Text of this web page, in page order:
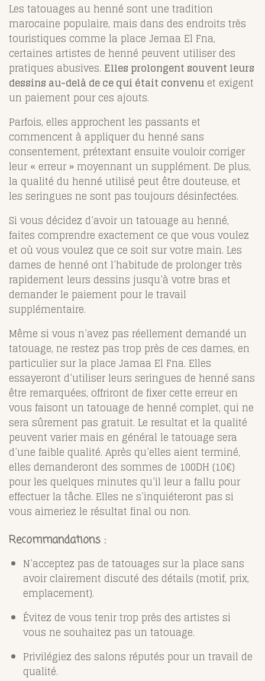
Les tatouages au henné sont une tradition
marocaine populaire, mais dans des endroits très
touristiques comme la place Jemaa El Fna,
certaines artistes de henné peuvent utiliser des
pratiques abusives. Elles prolongent souvent leurs
dessins au-delà de ce qui était convenu et exigent
un paiement pour ces ajouts.
Parfois, elles approchent les passants et
commencent à appliquer du henné sans
consentement, prétextant ensuite vouloir corriger
leur « erreur » moyennant un supplément. De plus,
la qualité du henné utilisé peut être douteuse, et
les seringues ne sont pas toujours désinfectées.
Si vous décidez d’avoir un tatouage au henné,
faites comprendre exactement ce que vous voulez
et où vous voulez que ce soit sur votre main. Les
dames de henné ont l’habitude de prolonger très
rapidement leurs dessins jusqu’à votre bras et
demander le paiement pour le travail
supplémentaire.
Même si vous n’avez pas réellement demandé un
tatouage, ne restez pas trop près de ces dames, en
particulier sur la place Jamaa El Fna. Elles
essayeront d’utiliser leurs seringues de henné sans
être remarquées, offriront de fixer cette erreur en
vous faisont un tatouage de henné complet, qui ne
sera sûrement pas gratuit. Le resultat et la qualité
peuvent varier mais en général le tatouage sera
d’une faible qualité. Après qu’elles aient terminé,
elles demanderont des sommes de 100DH (10€)
pour les quelques minutes qu’il leur a fallu pour
effectuer la tâche. Elles ne s’inquiéteront pas si
vous aimeriez le résultat final ou non.
Recommandations :
N’acceptez pas de tatouages sur la place sans
avoir clairement discuté des détails (motif, prix,
emplacement).
Évitez de vous tenir trop près des artistes si
vous ne souhaitez pas un tatouage.
Privilégiez des salons réputés pour un travail de
qualité.